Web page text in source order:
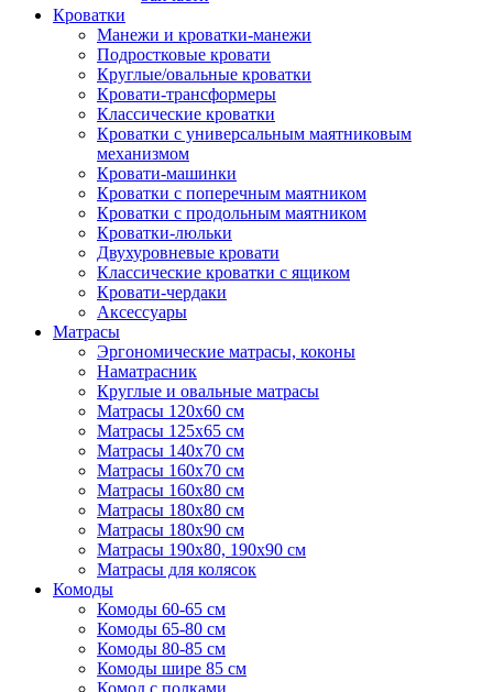
Кроватки
Манежи и кроватки-манежи
Подростковые кровати
Круглые/овальные кроватки
Кровати-трансформеры
Классические кроватки
Кроватки с универсальным маятниковым
механизмом
Кровати-машинки
Кроватки с поперечным маятником
Кроватки с продольным маятником
Кроватки-люльки
Двухуровневые кровати
Классические кроватки с ящиком
Кровати-чердаки
Аксессуары
Матрасы
Эргономические матрасы, коконы
Наматрасник
Круглые и овальные матрасы
Матрасы 120х60 см
Матрасы 125х65 см
Матрасы 140х70 см
Матрасы 160х70 см
Матрасы 160х80 см
Матрасы 180х80 см
Матрасы 180х90 см
Матрасы 190х80, 190х90 см
Матрасы для колясок
Комоды
Комоды 60-65 см
Комоды 65-80 см
Комоды 80-85 см
Комоды шире 85 см
Комод с полками